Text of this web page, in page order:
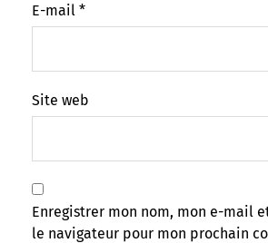
E-mail *
Site web
Enregistrer mon nom, mon e-mail
le navigateur pour mon prochain